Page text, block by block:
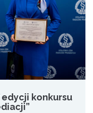
konkursu